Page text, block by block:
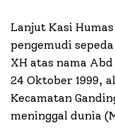
Lanjut Kasi
pengemudi
XH atas nama
24 Oktober 1999,
Kecamatan
meninggal dunia